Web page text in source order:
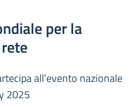
per la
all’evento nazionale
2025